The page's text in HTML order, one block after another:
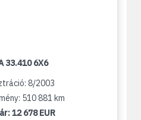
33.410 6X6
8/2003
510 881 km
12 678 EUR